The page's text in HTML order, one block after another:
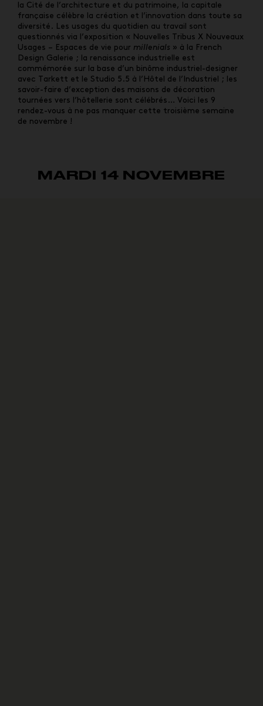
la Cité de l’architecture et du patrimoine, la capitale
française célèbre la création et l’innovation dans toute sa
diversité. Les usages du quotidien au travail sont
questionnés via l’exposition « Nouvelles Tribus X Nouveaux
Usages – Espaces de vie pour millenials » à la French
Design Galerie ; la renaissance industrielle est
commémorée sur la base d’un binôme industriel-designer
avec Tarkett et le Studio 5.5 à l’Hôtel de l’Industriel ; les
savoir-faire d’exception des maisons de décoration
tournées vers l’hôtellerie sont célébrés… Voici les 9
rendez-vous à ne pas manquer cette troisième semaine
de novembre !
MARDI 14 NOVEMBRE